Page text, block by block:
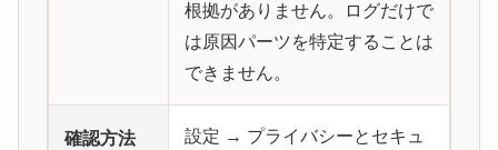
根拠がありません。ログだけで
は原因パーツを特定することは
できません。
確認方法 設定 → プライバシーとセキュ